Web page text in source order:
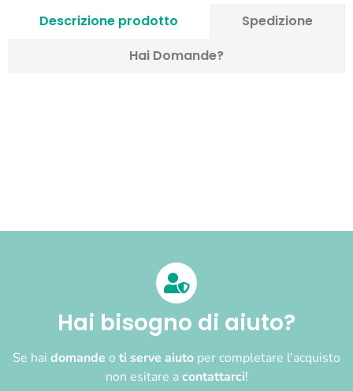
Descrizione prodotto
Spedizione
Hai Domande?
Hai bisogno di aiuto?
Se hai domande o ti serve aiuto per completare l'acquisto
non esitare acontattarci!